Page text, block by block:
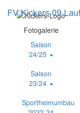
FV Kickers 09
Fotogalerie
Saison
24/25
Saison
23/24
Sportheimumbau